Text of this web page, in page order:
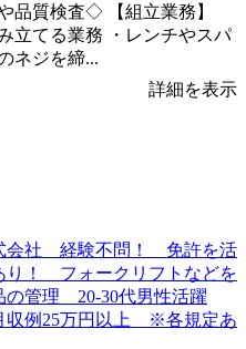
品質検査◇ 【組立業務】
立てる業務 ・レンチやスパ
ネジを締...
詳細を表示